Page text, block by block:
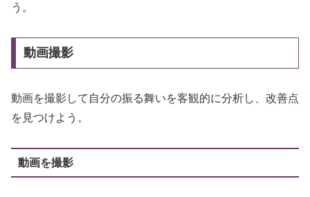
う。
動画撮影
動画を撮影して自分の振る舞いを客観的に分析し、改善点
を見つけよう。
動画を撮影